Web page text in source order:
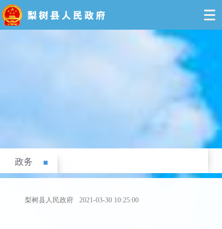
政务
梨树县人民政府 2021-03-30 10:25:00